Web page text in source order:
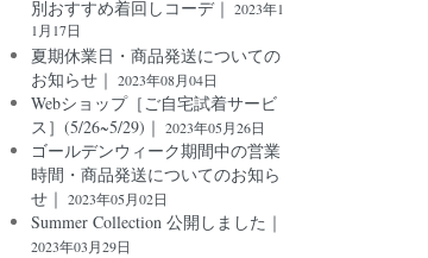
別おすすめ着回しコーデ｜ 2023年1
1月17日
夏期休業日・商品発送についての
お知らせ｜ 2023年08月04日
Webショップ［ご自宅試着サービ
ス］(5/26~5/29)｜ 2023年05月26日
ゴールデンウィーク期間中の営業
時間・商品発送についてのお知ら
せ｜ 2023年05月02日
Summer Collection 公開しました｜
2023年03月29日